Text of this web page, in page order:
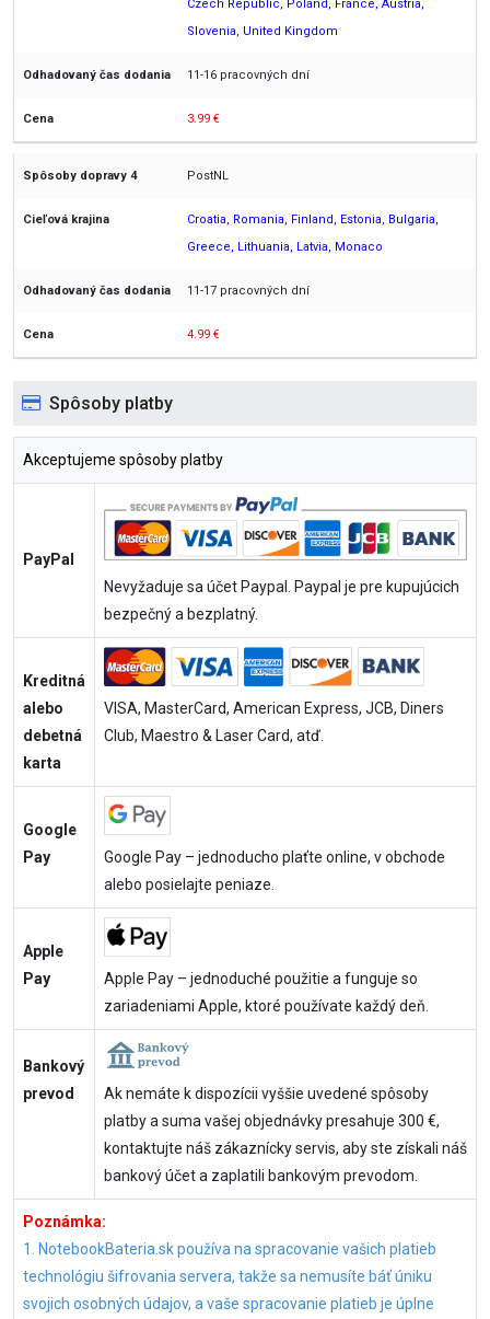
Czech Republic, Poland, France, Austria,
Slovenia, United Kingdom
11-16 pracovných dní
3.99 €
PostNL
Croatia, Romania, Finland, Estonia, Bulgaria,
Greece, Lithuania, Latvia, Monaco
11-17 pracovných dní
4.99 €
Spôsoby platby
Akceptujeme spôsoby platby
PayPal
Nevyžaduje sa účet Paypal. Paypal je pre kupujúcich
bezpečný a bezplatný.
Kreditná
alebo
debetná
karta
VISA, MasterCard, American Express, JCB, Diners
Club, Maestro & Laser Card, atď.
Google
Pay
Google Pay – jednoducho plaťte online, v obchode
alebo posielajte peniaze.
Apple
Pay
Apple Pay – jednoduché použitie a funguje so
zariadeniami Apple, ktoré používate každý deň.
Bankový
prevod
Ak nemáte k dispozícii vyššie uvedené spôsoby
platby a suma vašej objednávky presahuje 300 €,
kontaktujte náš zákaznícky servis, aby ste získali náš
bankový účet a zaplatili bankovým prevodom.
Poznámka:
1. NotebookBateria.sk používa na spracovanie vašich platieb
technológiu šifrovania servera, takže sa nemusíte báť úniku
svojich osobných údajov, a vaše spracovanie platieb je úplne